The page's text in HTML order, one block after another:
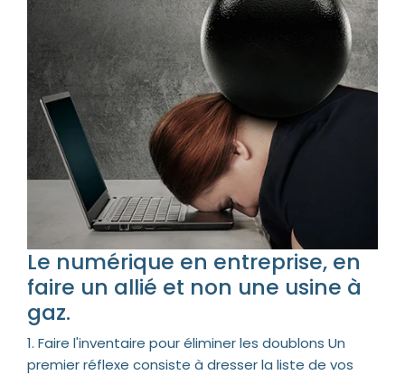
Le numérique en entreprise, en
faire un allié et non une usine à
gaz.
1. Faire l'inventaire pour éliminer les doublons Un
premier réflexe consiste à dresser la liste de vos